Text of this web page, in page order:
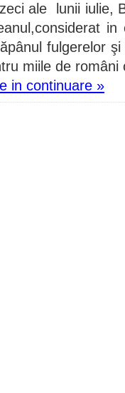
ale lunii iulie,
in
fulgerelor
miile de români
in continuare »